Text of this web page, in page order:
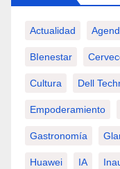
Actualidad
BIenestar
Cultura Dell
Empoderamiento
Gastronomía
Huawei IA